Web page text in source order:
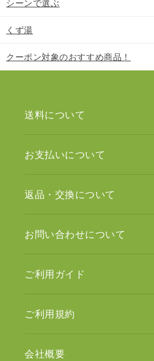
シーンで選ぶ
くず湯
クーポン対象のおすすめ商品！
送料について
お支払いについて
返品・交換について
お問い合わせについて
ご利用ガイド
ご利用規約
会社概要